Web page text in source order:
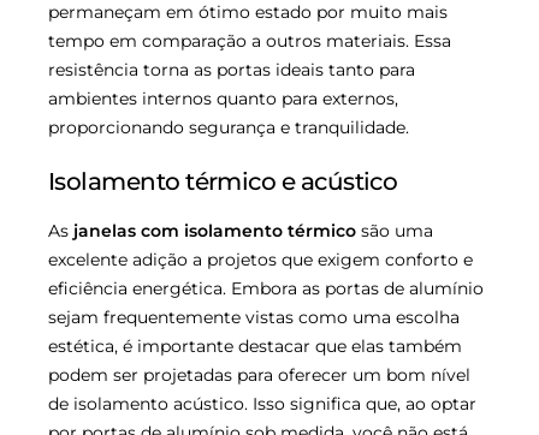
permaneçam em ótimo estado por muito mais
tempo em comparação a outros materiais. Essa
resistência torna as portas ideais tanto para
ambientes internos quanto para externos,
proporcionando segurança e tranquilidade.
Isolamento térmico e acústico
As janelas com isolamento térmico são uma
excelente adição a projetos que exigem conforto e
eficiência energética. Embora as portas de alumínio
sejam frequentemente vistas como uma escolha
estética, é importante destacar que elas também
podem ser projetadas para oferecer um bom nível
de isolamento acústico. Isso significa que, ao optar